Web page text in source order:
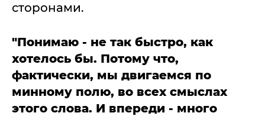
сторонами.
"Понимаю - не так быстро, как
хотелось бы. Потому что,
фактически, мы двигаемся по
минному полю, во всех смыслах
этого слова. И впереди - много